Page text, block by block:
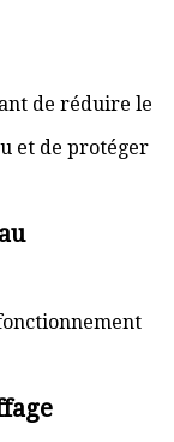
de réduire le
et de protéger